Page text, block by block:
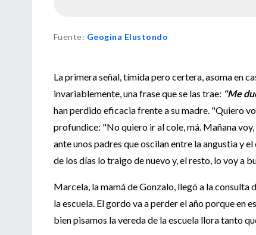
Fuente: Geogina Elustondo
La primera señal, tímida pero certera, asoma en
invariablemente, una frase que se las trae: "Me
han perdido eficacia frente a su madre. "Quiero
profundice: "No quiero ir al cole, má. Mañana
ante unos padres que oscilan entre la angustia y
de los días lo traigo de nuevo y, el resto, lo voy a
Marcela, la mamá de Gonzalo, llegó a la
la escuela. El gordo va a perder el año porque en
bien pisamos la vereda de la escuela llora tanto